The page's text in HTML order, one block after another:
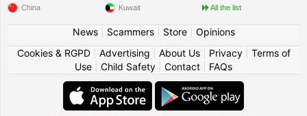
China Kuwait All the list
News| Scammers| Store| Opinions
Cookies & RGPD| Advertising About Us| Privacy| Terms of
Use
Child Safety Contact FAQs